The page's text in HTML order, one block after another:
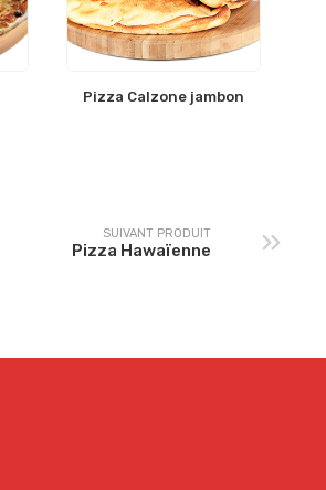
Pizza Calzone jambon
SUIVANT PRODUIT
Pizza Hawaïenne